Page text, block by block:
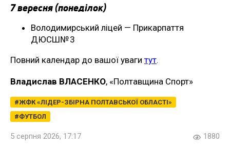
7 вересня (понеділок)
Володимирський ліцей — Прикарпаття
ДЮСШ№ 3
Повний календар до вашої уваги тут.
Владислав ВЛАСЕНКО, «Полтавщина Спорт»
ЖФК «ЛІДЕР-ЗБІРНА ПОЛТАВСЬКОЇ ОБЛАСТІ»
ФУТБОЛ
5 серпня 2026, 17:17 1880